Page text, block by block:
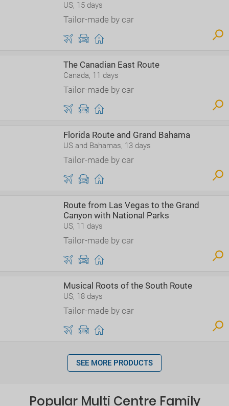
US, 15 days
Tailor-made by car
The Canadian East Route
Canada, 11 days
Tailor-made by car
Florida Route and Grand Bahama
US and Bahamas, 13 days
Tailor-made by car
Route from Las Vegas to the Grand
Canyon with National Parks
US, 11 days
Tailor-made by car
Musical Roots of the South Route
US, 18 days
Tailor-made by car
SEE MORE PRODUCTS
Popular Multi Centre Family